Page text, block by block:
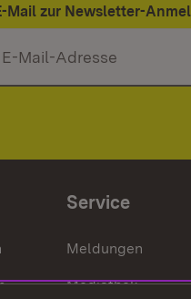
Mail zur Newsletter-
Service
Meldungen
Mediathek